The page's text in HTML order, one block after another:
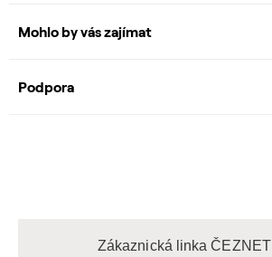
Mohlo by vás zajímat
Podpora
Zákaznická linka ČEZNET